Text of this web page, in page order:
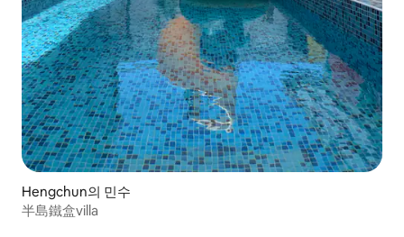
Hengchun의 민수
半島鐵盒villa